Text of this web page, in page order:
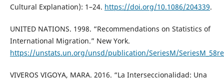
Cultural Explanation): 1–24. https://doi.org/10.1086/204339.
UNITED NATIONS. 1998. “Recommendations on Statistics of
International Migration.” New York.
https://unstats.un.org/unsd/publication/SeriesM/
VIVEROS VIGOYA, MARA. 2016. “La Interseccionalidad: Una